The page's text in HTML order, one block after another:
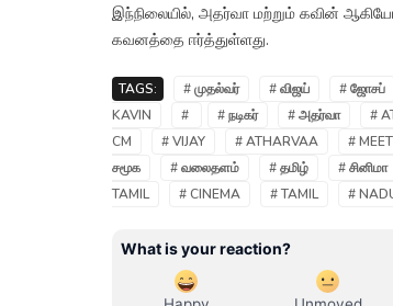
இந்நிலையில், அதர்வா மற்றும் கவின்
கவனத்தை ஈர்த்துள்ளது.
TAGS: # முதல்வர் # விஜய் # ஜோசப்
KAVIN
# # நடிகர் # அதர்வா #
CM
# VIJAY # ATHARVAA #
சமூக
# வலைதளம் # தமிழ் # சினிமா
TAMIL
# CINEMA # TAMIL #